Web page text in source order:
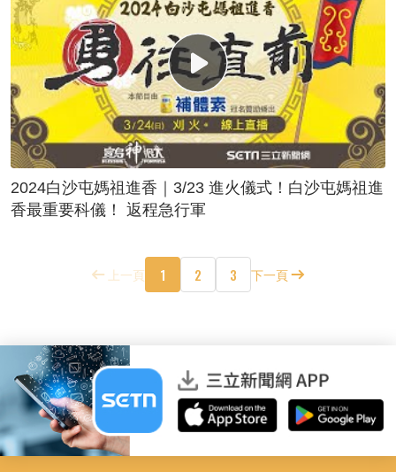
2024白沙屯媽祖進香｜3/23 進火儀式！白沙屯媽祖進
香最重要科儀！ 返程急行軍
上一頁 1 2 3 下一頁